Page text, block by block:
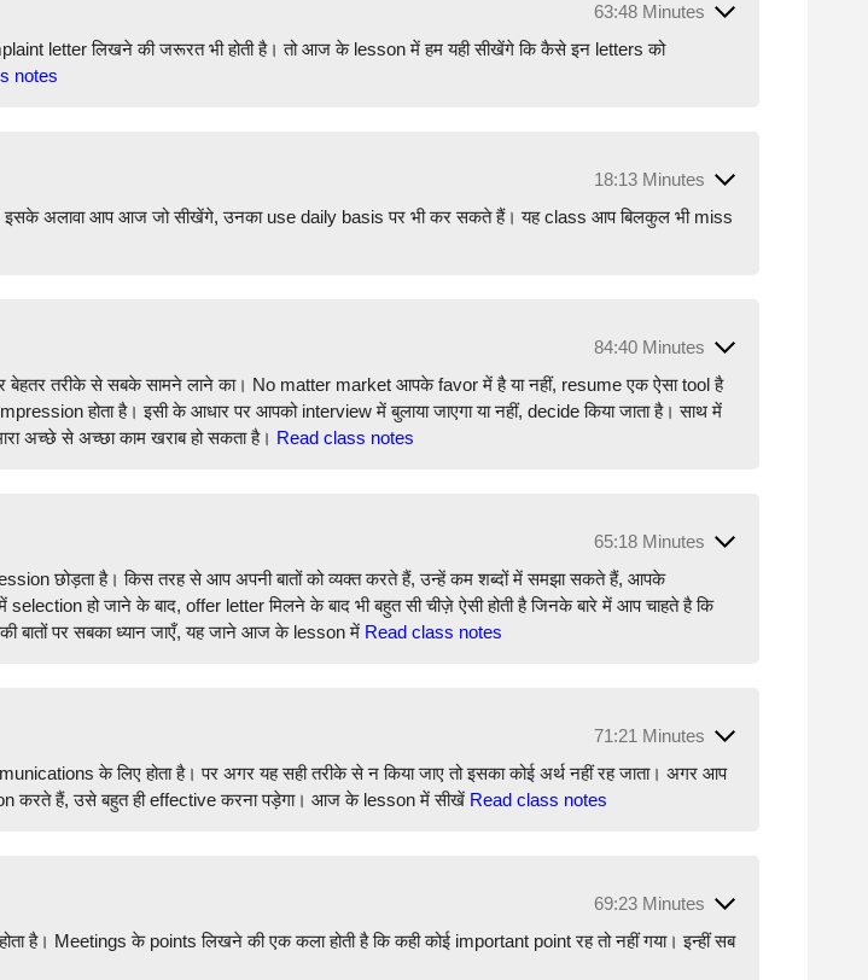
63:48 Minutes
letter लिखने की जरूरत भी होती है। तो आज के lesson में हम यही सीखेंगे कि कैसे इन letters को
notes
18:13 Minutes
अलावा आप आज जो सीखेंगे, उनका use daily basis पर भी कर सकते हैं। यह class आप बिलकुल भी miss
84:40 Minutes
तरीके से सबके सामने लाने का। No matter market आपके favor में है या नहीं, resume एक ऐसा tool है
होता है। इसी के आधार पर आपको interview में बुलाया जाएगा या नहीं, decide किया जाता है। साथ में
अच्छे से अच्छा काम खराब हो सकता है। Read class notes
65:18 Minutes
छोड़ता है। किस तरह से आप अपनी बातों को व्यक्त करते हैं, उन्हें कम शब्दों में समझा सकते हैं, आपके
हो जाने के बाद, offer letter मिलने के बाद भी बहुत सी चीज़े ऐसी होती है जिनके बारे में आप चाहते है कि
पर सबका ध्यान जाएँ, यह जाने आज के lesson में Read class notes
71:21 Minutes
के लिए होता है। पर अगर यह सही तरीके से न किया जाए तो इसका कोई अर्थ नहीं रह जाता। अगर आप
करते हैं, उसे बहुत ही effective करना पड़ेगा। आज के lesson में सीखें Read class notes
69:23 Minutes
है। Meetings के points लिखने की एक कला होती है कि कही कोई important point रह तो नहीं गया। इन्हीं सब